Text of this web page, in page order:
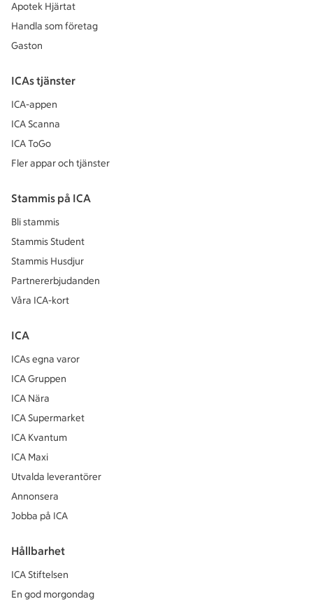
Apotek Hjärtat
Handla som företag
Gaston
ICAs tjänster
ICA-appen
ICA Scanna
ICA ToGo
Fler appar och tjänster
Stammis på ICA
Bli stammis
Stammis Student
Stammis Husdjur
Partnererbjudanden
Våra ICA-kort
ICA
ICAs egna varor
ICA Gruppen
ICA Nära
ICA Supermarket
ICA Kvantum
ICA Maxi
Utvalda leverantörer
Annonsera
Jobba på ICA
Hållbarhet
ICA Stiftelsen
En god morgondag